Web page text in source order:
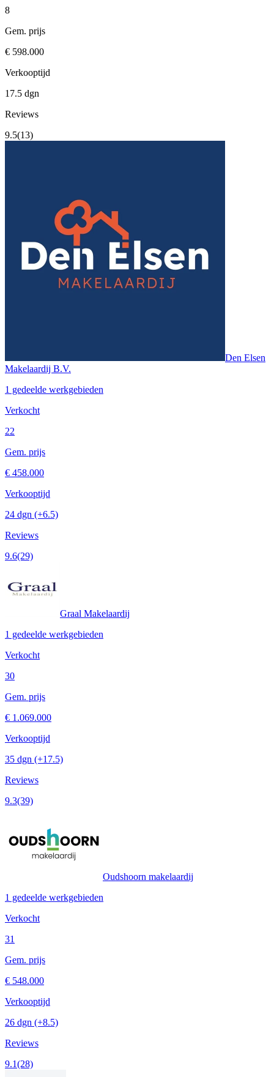
8
Gem. prijs
€ 598.000
Verkooptijd
17.5 dgn
Reviews
9.5(13)
Den Elsen
Makelaardij B.V.
1 gedeelde werkgebieden
Verkocht
22
Gem. prijs
€ 458.000
Verkooptijd
24 dgn (+6.5)
Reviews
9.6(29)
Graal Makelaardij
1 gedeelde werkgebieden
Verkocht
30
Gem. prijs
€ 1.069.000
Verkooptijd
35 dgn (+17.5)
Reviews
9.3(39)
Oudshoorn makelaardij
1 gedeelde werkgebieden
Verkocht
31
Gem. prijs
€ 548.000
Verkooptijd
26 dgn (+8.5)
Reviews
9.1(28)